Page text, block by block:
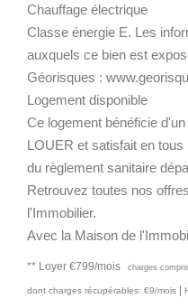
Chauffage électrique
Classe énergie E. Les
auxquels ce bien est
Géorisques :
Logement disponible
Ce logement bénéficie
LOUER et satisfait en
du règlement sanitaire
Retrouvez toutes nos
l'Immobilier.
Avec la Maison de
** Loyer €799/mois charges
dont charges récupérables: €9/mois |